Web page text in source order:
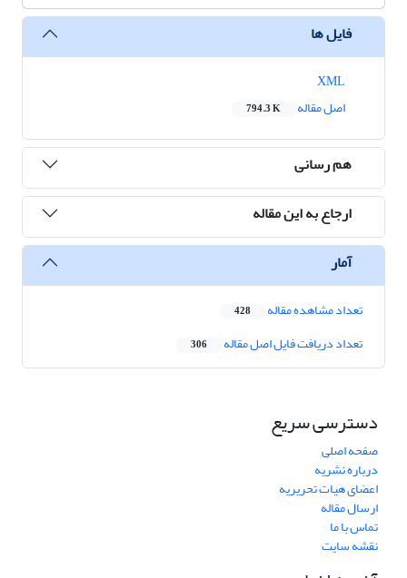
فایل ها
اصل مقاله
794.3 K
هم رسانی
ارجاع به این مقاله
آمار
تعداد مشاهده مقاله 428
تعداد دریافت فایل اصل مقاله 306
دسترسی سریع
صفحه اصلی
درباره نشریه
اعضای هیات تحریریه
ارسال مقاله
تماس با ما
نقشه سایت